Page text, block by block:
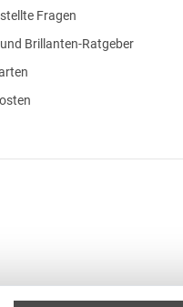
Fragen
Brillanten-Ratgeber